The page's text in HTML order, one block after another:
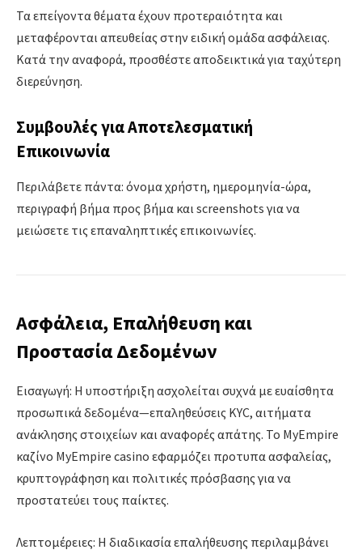
Τα επείγοντα θέματα έχουν προτεραιότητα και
μεταφέρονται απευθείας στην ειδική ομάδα ασφάλειας.
Κατά την αναφορά, προσθέστε αποδεικτικά για ταχύτερη
διερεύνηση.
Συμβουλές για Αποτελεσματική
Επικοινωνία
Περιλάβετε πάντα: όνομα χρήστη, ημερομηνία-ώρα,
περιγραφή βήμα προς βήμα και screenshots για να
μειώσετε τις επαναληπτικές επικοινωνίες.
Ασφάλεια, Επαλήθευση και
Προστασία Δεδομένων
Εισαγωγή: Η υποστήριξη ασχολείται συχνά με ευαίσθητα
προσωπικά δεδομένα—επαληθεύσεις KYC, αιτήματα
ανάκλησης στοιχείων και αναφορές απάτης. Το MyEmpire
καζίνο MyEmpire casino εφαρμόζει προτυπα ασφαλείας,
κρυπτογράφηση και πολιτικές πρόσβασης για να
προστατεύει τους παίκτες.
Λεπτομέρειες: Η διαδικασία επαλήθευσης περιλαμβάνει